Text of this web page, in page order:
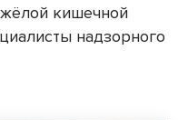
кишечной
надзорного